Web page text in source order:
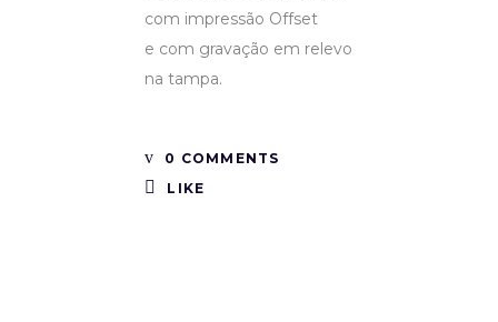
com impressão Offset
e com gravação em relevo
na tampa.
0 COMMENTS
LIKE